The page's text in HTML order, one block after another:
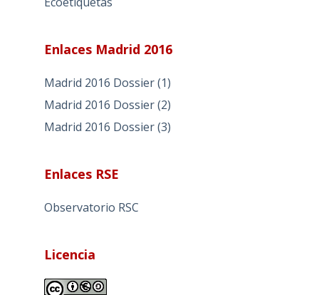
Enlaces Madrid 2016
Madrid 2016 Dossier (1)
Madrid 2016 Dossier (2)
Madrid 2016 Dossier (3)
Enlaces RSE
Observatorio RSC
Licencia